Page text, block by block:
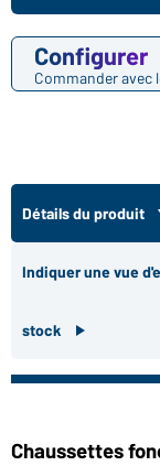
Configurer
Commander avec
Détails du produit
Indiquer une vue
stock
Chaussettes